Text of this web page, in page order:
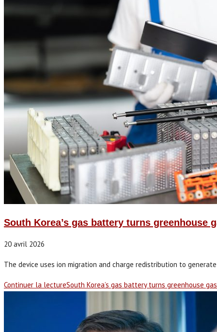
South Korea’s gas battery turns
20 avril 2026
The device uses ion migration and charge redistribution to
Continuer la lectureSouth Korea’s gas battery turns greenhouse